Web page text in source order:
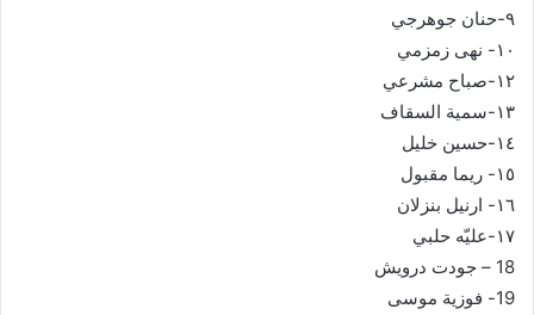
٩-حنان جوهرجي
١٠- نهى زمزمي
١٢-صباح مشرعي
١٣-سمية السقاف
١٤-حسين خليل
١٥- ريما مقبول
١٦- ارنيل بنزلان
١٧-عليّه حلبي
18 – جودت درويش
19- فوزية موسى